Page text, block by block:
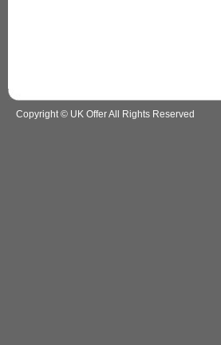
Copyright © UK Offer All Rights Reserved